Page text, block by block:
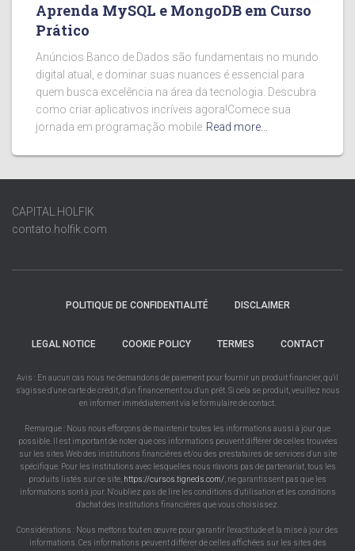
Aprenda MySQL e MongoDB em Curso
Prático
Anúncios Banco de Dados são fundamentais no mundo
digital atual, e dominar suas nuances é essencial para
quem busca excelência na área da tecnologia. Descubra
como criar aplicativos incríveis agora!Comece sua
jornada em programação mobile Read more…
CAPITAL.HOLFIK
contato.holfik.com
POLITIQUE DE CONFIDENTIALITÉ DISCLAIMER
LEGAL NOTICE COOKIE POLICY TERMES CONTACT
Avis : En aucun cas nous ne demandons de paiement pour fournir un produit financier, qu'il
s'agisse d'une carte de crédit, d'un financement ou d'un prêt. Si cela se produit, veuillez nous
en informer immédiatement via le formulaire de contact.
Remarque : Nous nous efforçons de maintenir toutes les informations aussi à jour que
possible. Il est important de noter que ces informations peuvent différer de celles trouvées
sur les sites Web des institutions financières et/ou des prestataires de services d'un site
spécifique. Pour les institutions avec lesquelles nous n'avons pas de partenariat, tous les
produits listés sur ce site, https://cursos.tigneds.com/ , ne garantissent pas que les
informations sont à jour. N'oubliez pas de lire les conditions d'utilisation et les conditions
d'achat des institutions financières que vous choisissez.
Considérations : Nous mettons tout en œuvre pour garantir l'exactitude et la mise à jour des
informations. Ces informations peuvent différer de celles affichées sur les sites des